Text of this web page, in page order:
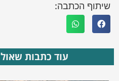
שיתוף הכתבה:
עוד כתבות